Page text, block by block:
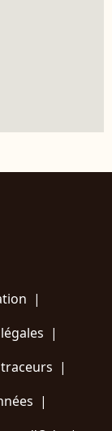
|
|
|
|